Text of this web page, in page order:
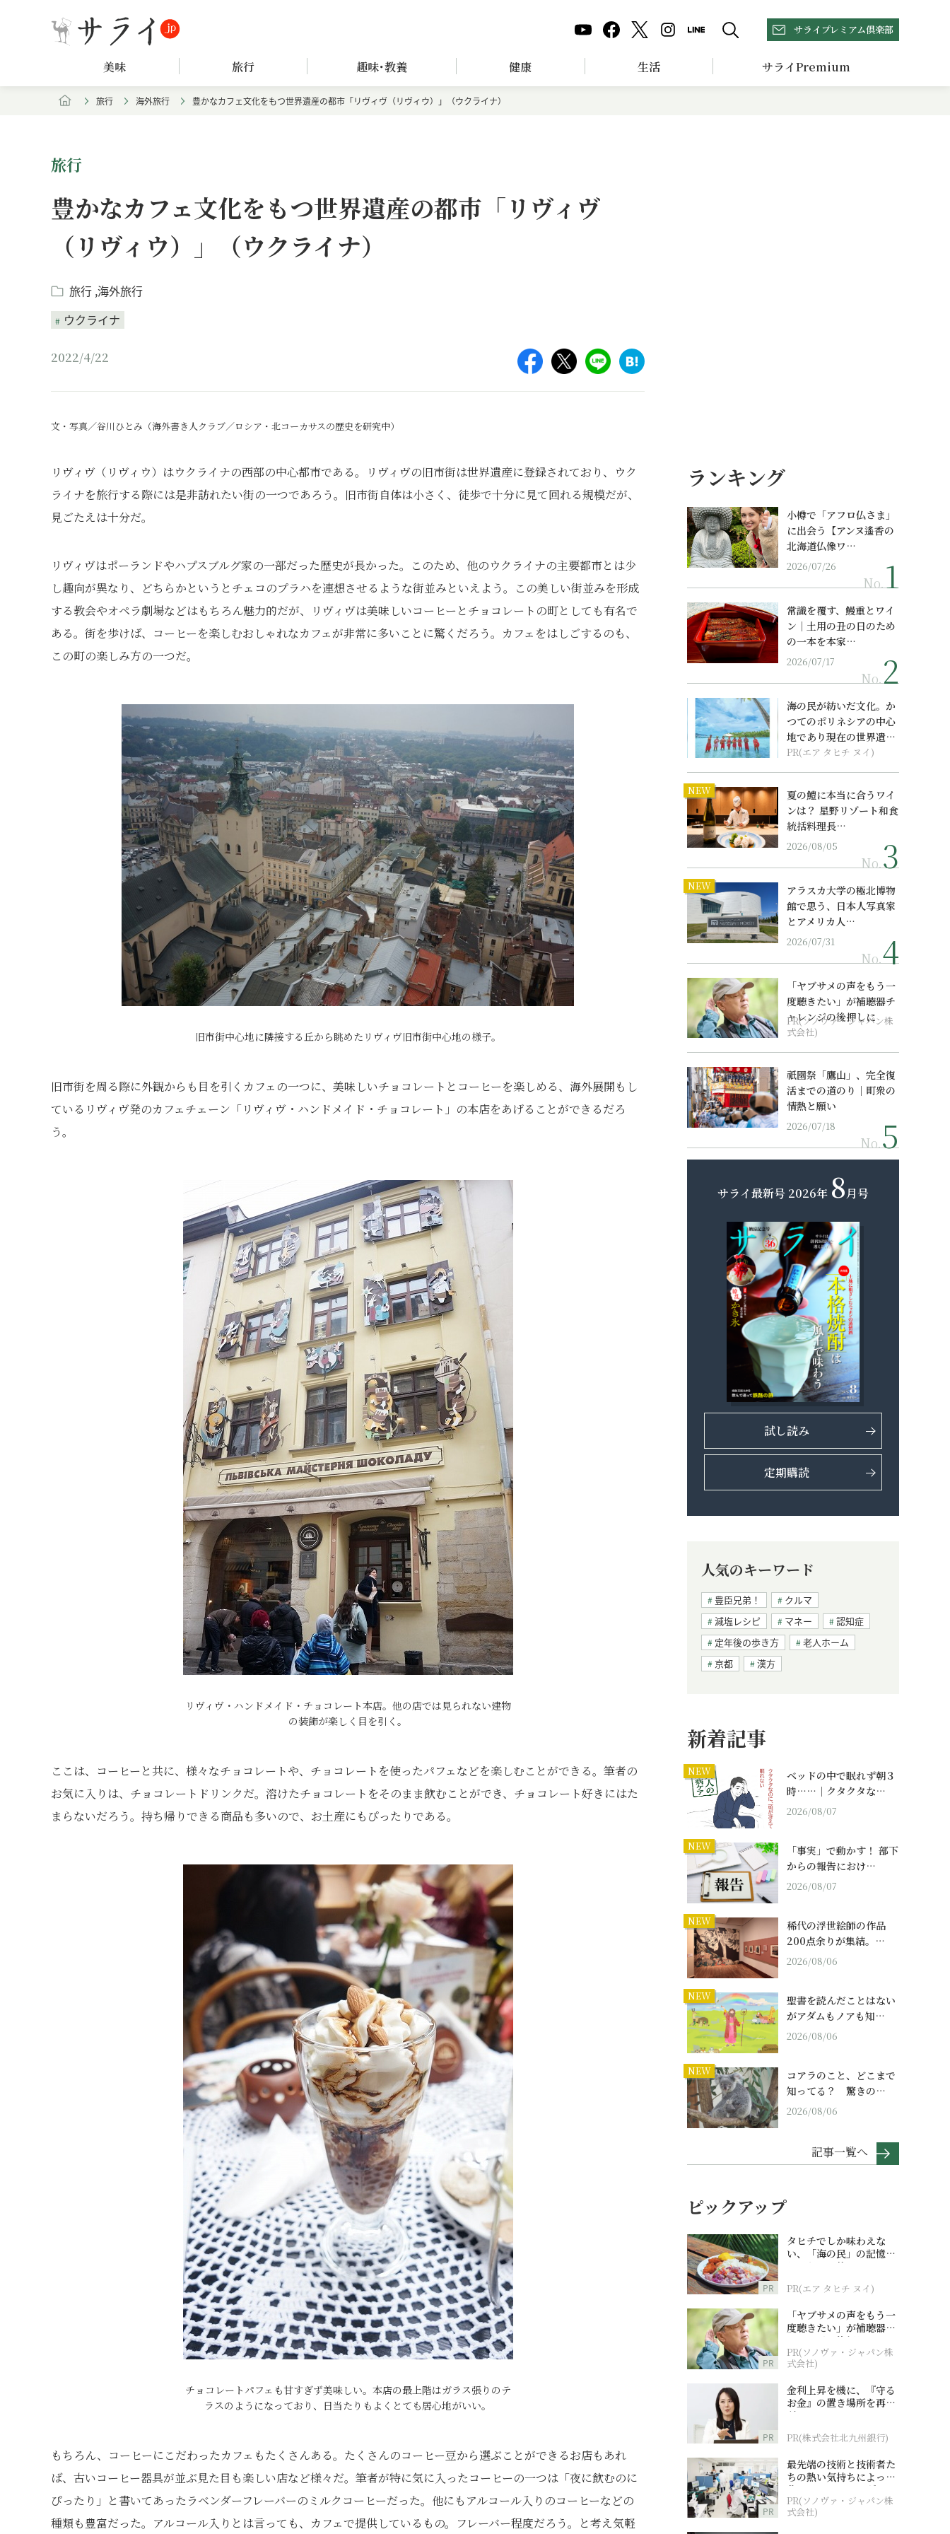
サライプレミアム倶楽部
美味 旅行 趣味･教養 健康 生活 サライPremium
旅行 海外旅行 豊かなカフェ文化をもつ世界遺産の都市「リヴィヴ（リヴィウ）」（ウクライナ）
旅行
豊かなカフェ文化をもつ世界遺産の都市「リヴィヴ
（リヴィウ）」（ウクライナ）
旅行 海外旅行
ウクライナ
2022/4/22
文・写真／谷川ひとみ（海外書き人クラブ／ロシア・北コーカサスの歴史を研究中）
リヴィヴ（リヴィウ）はウクライナの西部の中心都市である。リヴィヴの旧市街は世界遺産に登録されており、ウク
ライナを旅行する際には是非訪れたい街の一つであろう。旧市街自体は小さく、徒歩で十分に見て回れる規模だが、
見ごたえは十分だ。
リヴィヴはポーランドやハプスブルグ家の一部だった歴史が長かった。このため、他のウクライナの主要都市とは少
し趣向が異なり、どちらかというとチェコのプラハを連想させるような街並みといえよう。この美しい街並みを形成
する教会やオペラ劇場などはもちろん魅力的だが、リヴィヴは美味しいコーヒーとチョコレートの町としても有名で
ある。街を歩けば、コーヒーを楽しむおしゃれなカフェが非常に多いことに驚くだろう。カフェをはしごするのも、
この町の楽しみ方の一つだ。
旧市街中心地に隣接する丘から眺めたリヴィヴ旧市街中心地の様子。
旧市街を周る際に外観からも目を引くカフェの一つに、美味しいチョコレートとコーヒーを楽しめる、海外展開もし
ているリヴィヴ発のカフェチェーン「リヴィヴ・ハンドメイド・チョコレート」の本店をあげることができるだろ
う。
リヴィヴ・ハンドメイド・チョコレート本店。他の店では見られない建物
の装飾が楽しく目を引く。
ここは、コーヒーと共に、様々なチョコレートや、チョコレートを使ったパフェなどを楽しむことができる。筆者の
お気に入りは、チョコレートドリンクだ。溶けたチョコレートをそのまま飲むことができ、チョコレート好きにはた
まらないだろう。持ち帰りできる商品も多いので、お土産にもぴったりである。
チョコレートパフェも甘すぎず美味しい。本店の最上階はガラス張りのテ
ラスのようになっており、日当たりもよくとても居心地がいい。
もちろん、コーヒーにこだわったカフェもたくさんある。たくさんのコーヒー豆から選ぶことができるお店もあれ
ば、古いコーヒー器具が並ぶ見た目も楽しい店など様々だ。筆者が特に気に入ったコーヒーの一つは「夜に飲むのに
ぴったり」と書いてあったラベンダーフレーバーのミルクコーヒーだった。他にもアルコール入りのコーヒーなどの
種類も豊富だった。アルコール入りとは言っても、カフェで提供しているもの。フレーバー程度だろう。と考え気軽
ランキング
小樽で「アフロ仏さま」
に出会う【アンヌ遙香の
北海道仏像ワ…
2026/07/26
No.
常識を覆す、鰻重とワイ
ン｜土用の丑の日のため
の一本を本家…
2026/07/17
No.
海の民が紡いだ文化。か
つてのポリネシアの中心
地であり現在の世界遺産
からみえてくる...
PR(エア タヒチ ヌイ)
NEW
夏の鱧に本当に合うワイ
ンは？ 星野リゾート和食
統括料理長…
2026/08/05
No.
NEW
アラスカ大学の極北博物
館で思う、日本人写真家
とアメリカ人…
2026/07/31
No.
「ヤブサメの声をもう一
度聴きたい」が補聴器チ
ャレンジの後押しに
PR(ソノヴァ・ジャパン株
式会社)
祇園祭「鷹山」、完全復
活までの道のり｜町衆の
情熱と願い
2026/07/18
No.
サライ最新号 2026年 8月号
試し読み
定期購読
人気のキーワード
豊臣兄弟！
クルマ
減塩レシピ
マネー
認知症
定年後の歩き方
老人ホーム
京都
漢方
新着記事
NEW
ベッドの中で眠れず朝３
時……｜クタクタな…
2026/08/07
NEW
「事実」で動かす！ 部下
からの報告におけ…
2026/08/07
NEW
稀代の浮世絵師の作品
200点余りが集結。…
2026/08/06
NEW
聖書を読んだことはない
がアダムもノアも知…
2026/08/06
NEW
コアラのこと、どこまで
知ってる？ 驚きの…
2026/08/06
記事一覧へ
ピックアップ
PR
タヒチでしか味わえな
い、「海の民」の記憶へ
とつながる旅
PR(エア タヒチ ヌイ)
PR
「ヤブサメの声をもう一
度聴きたい」が補聴器チ
ャレンジの後押しに
PR(ソノヴァ・ジャパン株
式会社)
PR
金利上昇を機に、『守る
お金』の置き場所を再検
討
PR(株式会社北九州銀行)
PR
最先端の技術と技術者た
ちの熱い気持ちによって
作られているオーダーメ
イド補聴器
PR(ソノヴァ・ジャパン株
式会社)